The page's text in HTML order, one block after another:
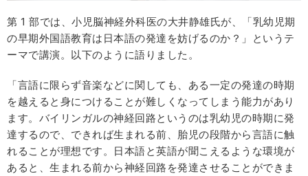
第 1 部では、小児脳神経外科医の大井静雄氏が、「乳幼児期
の早期外国語教育は日本語の発達を妨げるのか？」というテ
ーマで講演。以下のように語りました。
「言語に限らず音楽などに関しても、ある一定の発達の時期
を越えると身につけることが難しくなってしまう能力があり
ます。バイリンガルの神経回路というのは乳幼児の時期に発
達するので、できれば生まれる前、胎児の段階から言語に触
れることが理想です。日本語と英語が聞こえるような環境が
あると、生まれる前から神経回路を発達させることができま